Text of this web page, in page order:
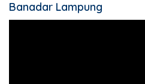
Banadar Lampung